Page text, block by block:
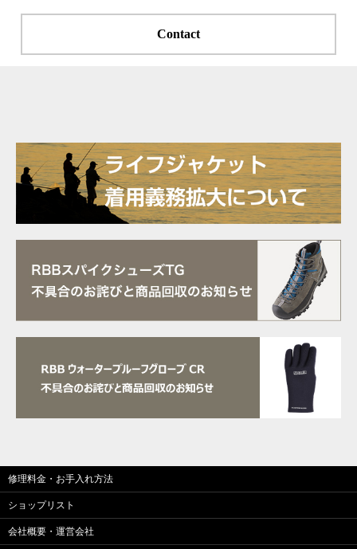
Contact
修理料金・お手入れ方法
ショップリスト
会社概要・運営会社